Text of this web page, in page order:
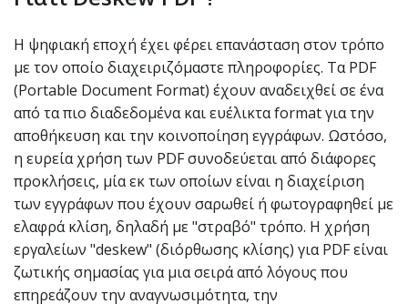
Η ψηφιακή εποχή έχει φέρει επανάσταση στον τρόπο
με τον οποίο διαχειριζόμαστε πληροφορίες. Τα PDF
(Portable Document Format) έχουν αναδειχθεί σε ένα
από τα πιο διαδεδομένα και ευέλικτα format για την
αποθήκευση και την κοινοποίηση εγγράφων. Ωστόσο,
η ευρεία χρήση των PDF συνοδεύεται από διάφορες
προκλήσεις, μία εκ των οποίων είναι η διαχείριση
των εγγράφων που έχουν σαρωθεί ή φωτογραφηθεί με
ελαφρά κλίση, δηλαδή με "στραβό" τρόπο. Η χρήση
εργαλείων "deskew" (διόρθωσης κλίσης) για PDF είναι
ζωτικής σημασίας για μια σειρά από λόγους που
επηρεάζουν την αναγνωσιμότητα, την